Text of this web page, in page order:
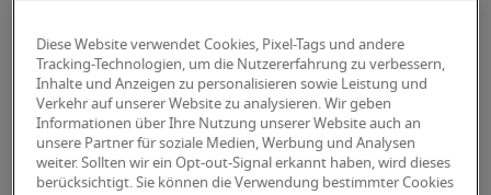
Personen mit fundierter Berufserfahrung in der jeweiligen
Position, und verfügen über den Großteil der geforderten
Fähigkeiten.
75. Perzentil
Diese Website verwendet Cookies, Pixel-Tags und andere
Tracking-Technologien, um die Nutzererfahrung zu verbessern,
Inhalte und Anzeigen zu personalisieren sowie Leistung und
Verkehr auf unserer Website zu analysieren. Wir geben
Informationen über Ihre Nutzung unserer Website auch an
unsere Partner für soziale Medien, Werbung und Analysen
weiter. Sollten wir ein Opt-out-Signal erkannt haben, wird dieses
berücksichtigt. Sie können die Verwendung bestimmter Cookies